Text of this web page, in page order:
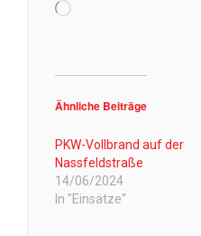
Wird
Ähnliche Beiträge
PKW-Vollbrand auf der
Nassfeldstraße
14/06/2024
In "Einsätze"